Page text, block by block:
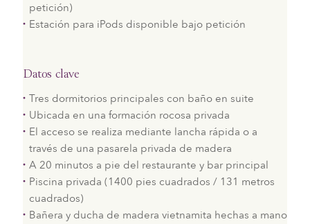
petición)
Estación para iPods disponible bajo petición
Datos clave
Tres dormitorios principales con baño en suite
Ubicada en una formación rocosa privada
El acceso se realiza mediante lancha rápida o a
través de una pasarela privada de madera
A 20 minutos a pie del restaurante y bar principal
Piscina privada (1400 pies cuadrados / 131 metros
cuadrados)
Bañera y ducha de madera vietnamita hechas a mano